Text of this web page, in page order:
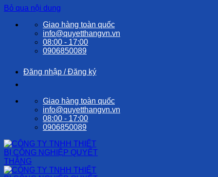
Bỏ qua nội dung
Giao hàng toàn quốc
info@quyetthangvn.vn
08:00 - 17:00
0906850089
Đăng nhập / Đăng ký
Giao hàng toàn quốc
info@quyetthangvn.vn
08:00 - 17:00
0906850089